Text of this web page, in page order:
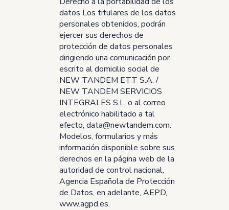
datos Los titulares de los datos
personales obtenidos, podrán
ejercer sus derechos de
protección de datos personales
dirigiendo una comunicación por
escrito al domicilio social de
NEW TANDEM ETT S.A. /
NEW TANDEM SERVICIOS
INTEGRALES S.L. o al correo
electrónico habilitado a tal
efecto, data@newtandem.com.
Modelos, formularios y más
información disponible sobre sus
derechos en la página web de la
autoridad de control nacional,
Agencia Española de Protección
de Datos, en adelante, AEPD,
www.agpd.es.